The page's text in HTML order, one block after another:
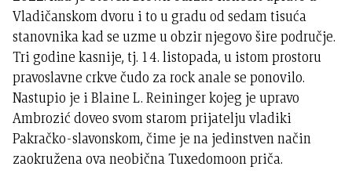
Vladičanskom dvoru i to u gradu od sedam tisuća
stanovnika kad se uzme u obzir njegovo šire područje.
Tri godine kasnije, tj. 14. listopada, u istom prostoru
pravoslavne crkve čudo za rock anale se ponovilo.
Nastupio je i Blaine L. Reininger kojeg je upravo
Ambrozić doveo svom starom prijatelju vladiki
Pakračko-slavonskom, čime je na jedinstven način
zaokružena ova neobična Tuxedomoon priča.